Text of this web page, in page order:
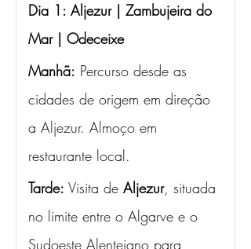
Dia 1: Aljezur | Zambujeira do
Mar | Odeceixe
Manhã: Percurso desde as
cidades de origem em direção
a Aljezur. Almoço em
restaurante local.
Tarde: Visita de Aljezur, situada
no limite entre o Algarve e o
Sudoeste Alentejano para